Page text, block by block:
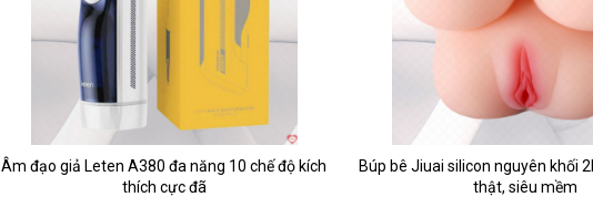
Âm đạo giả Leten A380 đa năng 10 chế độ kích
thích cực đã
Búp bê Jiuai silicon nguyên khối
thật, siêu mềm